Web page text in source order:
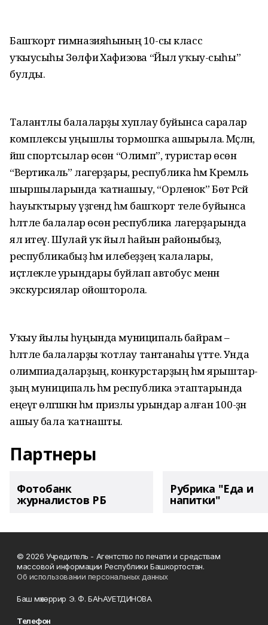
Башҡорт гимназияһының 10-сы класс
уҡыусыһы Зөлфиә Хафизова “Йыл уҡыу-сыһы”
булды.
Талантлы балаларҙы хуплау буйынса саралар
комплексы уңышлы тормошҡа ашырыла. Мәҫәлән,
йәш спортсылар өсөн “Олимп”, туристар өсөн
“Вертикаль” лагерҙары, республика һәм Кремль
шыршыларында ҡатнашыу, “Орленок” Бөтә Рәсәй
һауыҡтырыу үҙәгендә һәм башҡорт теле буйынса
һәләтле балалар өсөн республика лагерҙарында
ял итеү. Шулай уҡ йыл һайын районыбыҙ,
республикабыҙ һәм илебеҙҙең ҡалалары,
иҫтәлекле урындары буйлап автобус менән
экскурсиялар ойошторола.
Уҡыу йылы һуңында муниципаль байрам –
һәләтле балаларҙы ҡотлау тантанаһы үтте. Унда
олимпиадаларҙың, конкурстарҙың һәм ярыштар-
ҙың муниципаль һәм республика этаптарында
еңеүгә өлгәшкән һәм призлы урындар алған 100-ҙән
ашыу бала ҡатнашты.
Партнеры
Фотобанк
журналистов РБ
Рубрика "Еда и
напитки"
© 2026 Учредитель - Агентство по печати и средствам
массовой информации Республики Башкортостан.
Об использовании персональных данных
Баш мөхәррир Э. Ф. БАҺАУЕТДИНОВА
Телефон